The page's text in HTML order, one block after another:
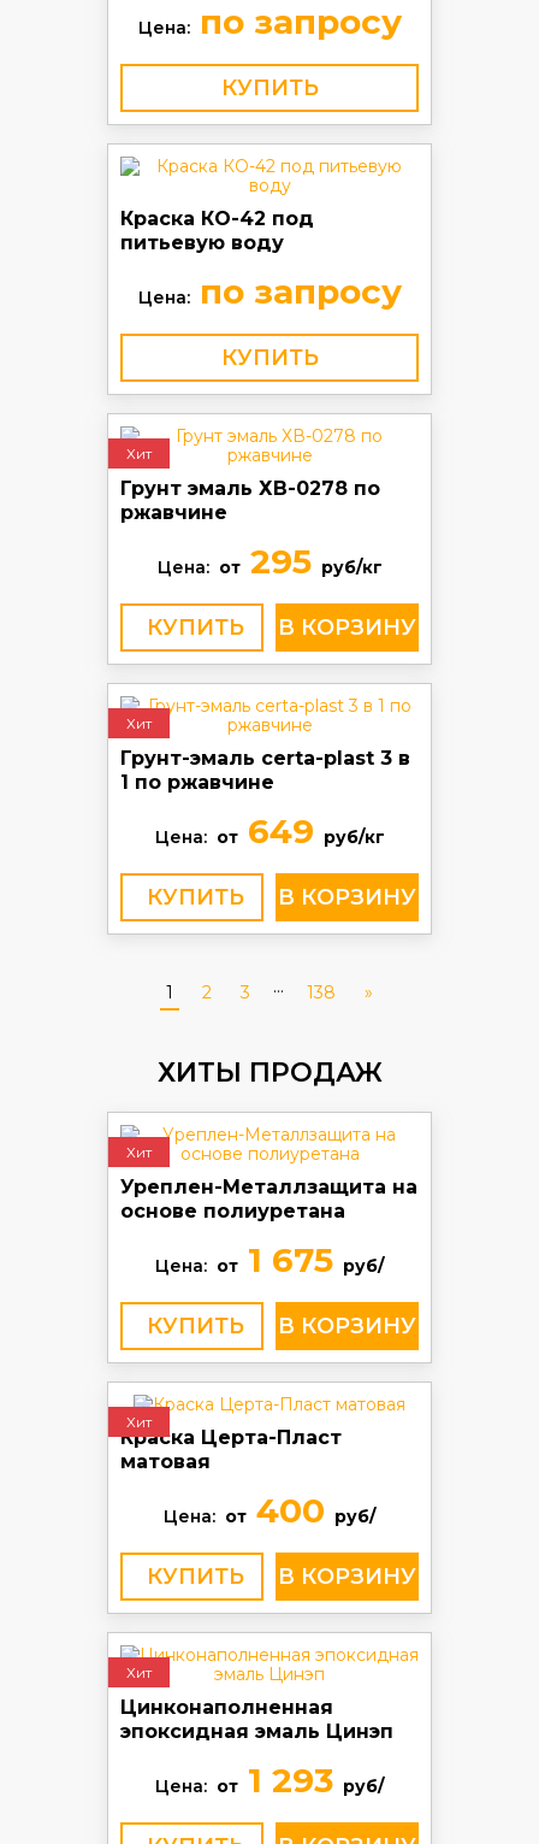
Цена:по запросу
КУПИТЬ
Краска КО-42 под
питьевую воду
Цена:по запросу
КУПИТЬ
Хит
Грунт эмаль ХВ-0278 по
ржавчине
Цена: от295 руб/кг
КУПИТЬ
Хит
Грунт-эмаль certa-plast 3 в
1 по ржавчине
Цена: от649 руб/кг
КУПИТЬ
1 2 3 ... 138 »
ХИТЫ ПРОДАЖ
Хит
Уреплен-Металлзащита на
основе полиуретана
Цена: от 1 675 руб/
КУПИТЬ
Хит
Краска Церта-Пласт
матовая
Цена: от 400 руб/
КУПИТЬ
Хит
Цинконаполненная
эпоксидная эмаль Цинэп
Цена: от 1 293 руб/